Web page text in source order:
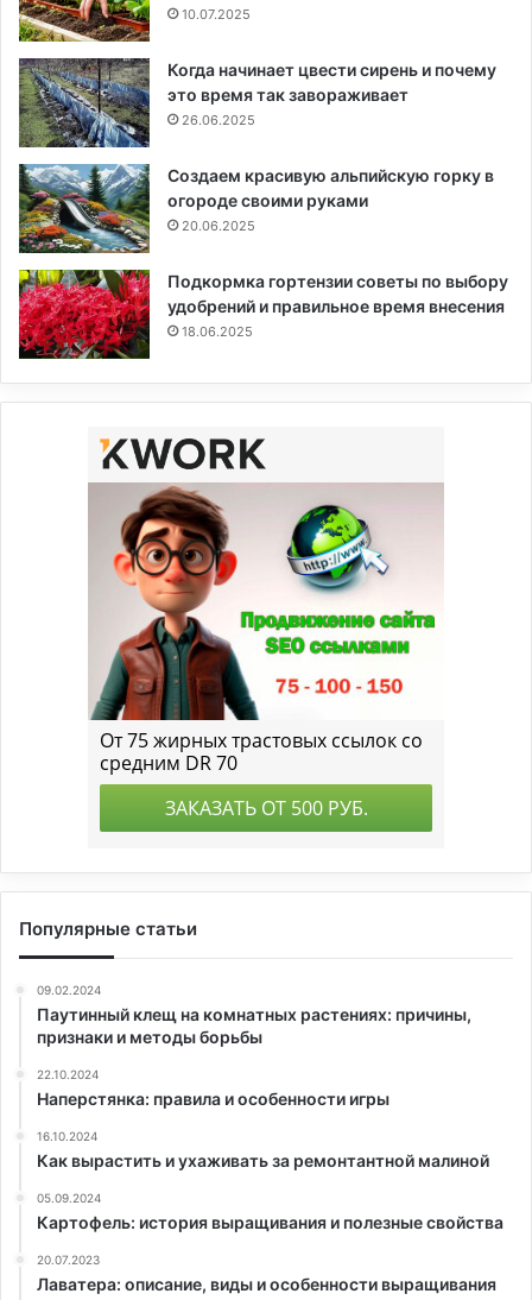
10.07.2025
Когда начинает цвести сирень и почему
это время так завораживает
26.06.2025
Создаем красивую альпийскую горку в
огороде своими руками
20.06.2025
Подкормка гортензии советы по выбору
удобрений и правильное время внесения
18.06.2025
Популярные статьи
09.02.2024
Паутинный клещ на комнатных растениях: причины,
признаки и методы борьбы
22.10.2024
Наперстянка: правила и особенности игры
16.10.2024
Как вырастить и ухаживать за ремонтантной малиной
05.09.2024
Картофель: история выращивания и полезные свойства
20.07.2023
Лаватера: описание, виды и особенности выращивания